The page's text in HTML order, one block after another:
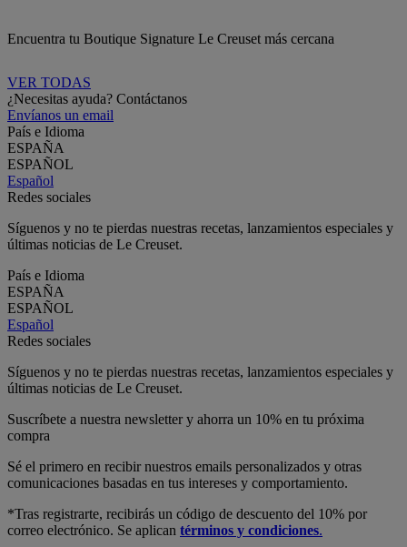
Encuentra tu Boutique Signature Le Creuset más cercana
VER TODAS
¿Necesitas ayuda? Contáctanos
Envíanos un email
País e Idioma
ESPAÑA
ESPAÑOL
Español
Redes sociales
Síguenos y no te pierdas nuestras recetas, lanzamientos especiales y
últimas noticias de Le Creuset.
País e Idioma
ESPAÑA
ESPAÑOL
Español
Redes sociales
Síguenos y no te pierdas nuestras recetas, lanzamientos especiales y
últimas noticias de Le Creuset.
Suscríbete a nuestra newsletter y ahorra un 10% en tu próxima
compra
Sé el primero en recibir nuestros emails personalizados y otras
comunicaciones basadas en tus intereses y comportamiento.
*Tras registrarte, recibirás un código de descuento del 10% por
correo electrónico. Se aplican términos y condiciones.